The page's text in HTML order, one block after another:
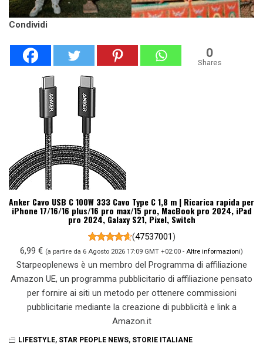
Condividi
0
Shares
Anker Cavo USB C 100W 333 Cavo Type C 1,8 m | Ricarica rapida per
iPhone 17/16/16 plus/16 pro max/15 pro, MacBook pro 2024, iPad
pro 2024, Galaxy S21, Pixel, Switch
(47537001)
6,99 € (a partire da 6 Agosto 2026 17:09 GMT +02:00 - Altre informazioni)
Starpeoplenews è un membro del Programma di affiliazione
Amazon UE, un programma pubblicitario di affiliazione pensato
per fornire ai siti un metodo per ottenere commissioni
pubblicitarie mediante la creazione di pubblicità e link a
Amazon.it
LIFESTYLE, STAR PEOPLE NEWS, STORIE ITALIANE